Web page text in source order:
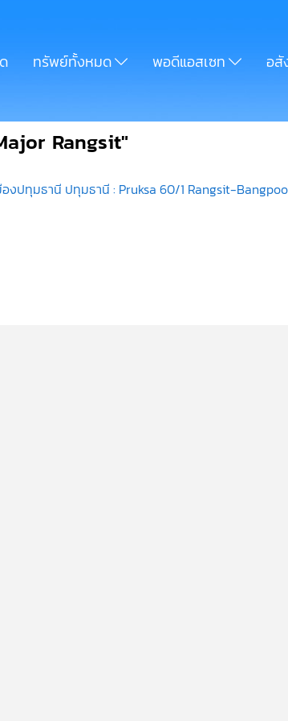
ทรัพย์ทั้งหมด พอดีแอสเซท อสั
Rangsit"
งปทุมธานี ปทุมธานี : Pruksa 60/1 Rangsit-